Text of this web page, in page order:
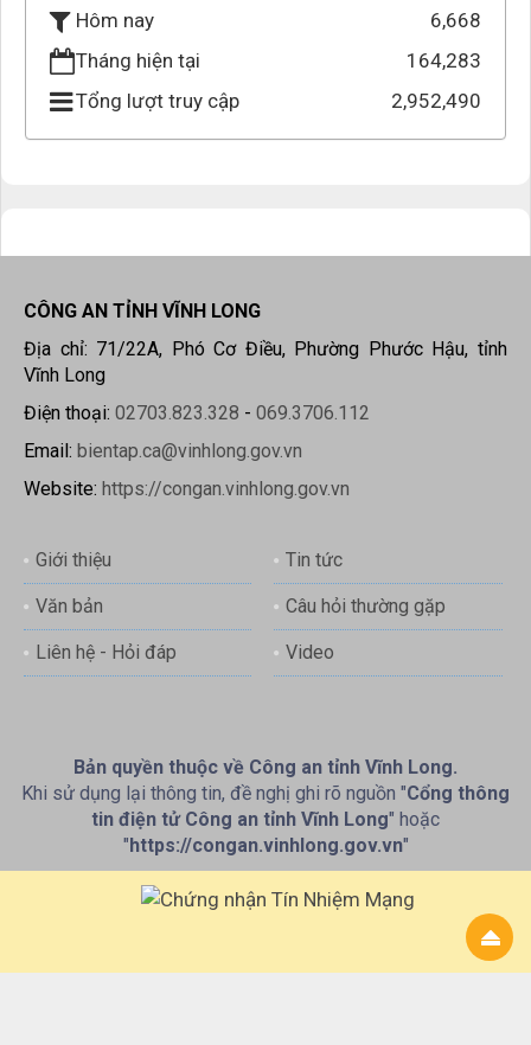
Hôm nay
6,668
Tháng hiện tại
164,283
Tổng lượt truy cập
2,952,490
CÔNG AN TỈNH VĨNH LONG
Địa chỉ: 71/22A, Phó Cơ Điều, Phường Phước Hậu, tỉnh
Vĩnh Long
Điện thoại: 02703.823.328 - 069.3706.112
Email: bientap.ca@vinhlong.gov.vn
Website: https://congan.vinhlong.gov.vn
Giới thiệu Tin tức
Văn bản Câu hỏi thường gặp
Liên hệ - Hỏi đáp Video
Bản quyền thuộc về Công an tỉnh Vĩnh Long.
Khi sử dụng lại thông tin, đề nghị ghi rõ nguồn "Cổng thông
tin điện tử Công an tỉnh Vĩnh Long" hoặc
"https://congan.vinhlong.gov.vn"